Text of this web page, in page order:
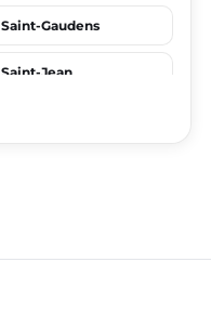
Saint-Gaudens
Saint-Jean